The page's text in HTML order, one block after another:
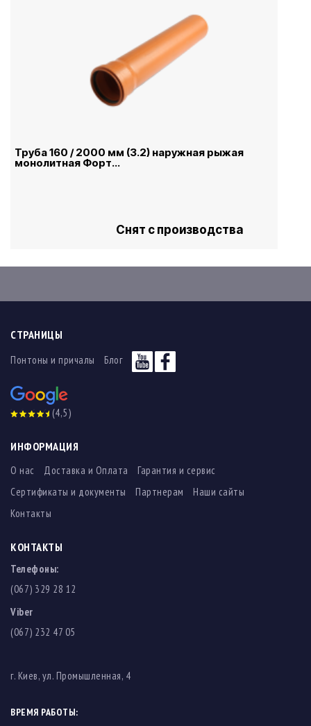
Труба 160 / 2000 мм (3.2) наружная рыжая
монолитная Форт...
Снят с производства
СТРАНИЦЫ
Понтоны и причалы Блог
(4,5)
ИНФОРМАЦИЯ
О нас Доставка и Оплата
Гарантия и сервис
Сертификаты и документы
Партнерам
Наши сайты
Контакты
КОНТАКТЫ
Телефоны:
(067) 329 28 12
Viber
(067) 232 47 05
г. Киев, ул. Промышленная, 4
ВРЕМЯ РАБОТЫ: